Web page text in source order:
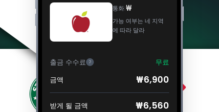
통화:₩
가능 여부는 네 지역
에 따라 달라
출금 수수료 ?
무료
금액
₩6,900
받게 될 금액 ₩6,560